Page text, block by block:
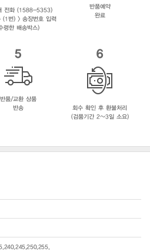
전화 (1588-5353)
(1번) > 송장번호 입력
령한 배송박스)
반품예약
완료
5
반품/교환 상품
반송
6
회수 확인 후 환불처리
(검품기간 2~3일 소요)